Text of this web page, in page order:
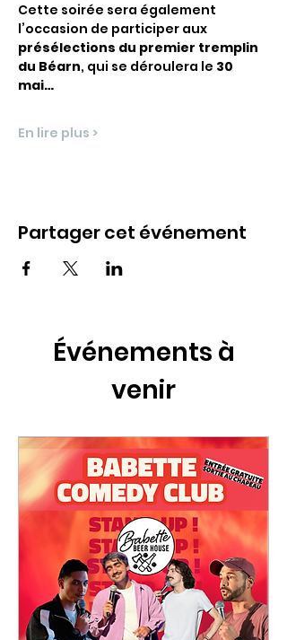
Cette soirée sera également
l’occasion de participer aux
présélections du premier tremplin
du Béarn, qui se déroulera le 30
mai…
En lire plus >
Partager cet événement
Événements à
venir